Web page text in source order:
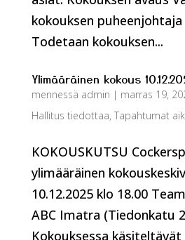
kokouksen
Todetaan kokouksen...
Ylimääräinen kokous
mennessä admin | marras 19,
Hallitus tiedottaa, Tapahtumat
KOKOUSKUTSU
ylimääräinen
10.12.2025 klo 18.00
ABC Imatra (Tiedonkatu
Kokouksessa käsiteltävät